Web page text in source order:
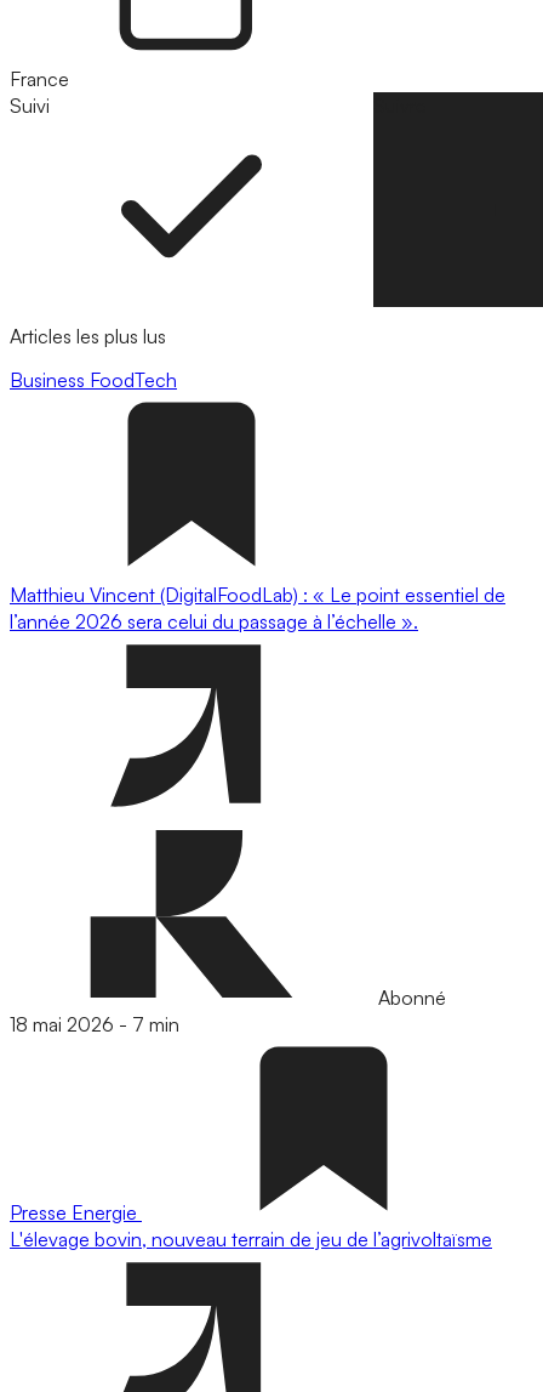
France
Suivi
Articles les plus lus
Business FoodTech
Matthieu Vincent (DigitalFoodLab) : « Le point essentiel de
l’année 2026 sera celui du passage à l’échelle ».
Abonné
18 mai 2026 - 7 min
Presse Energie
L'élevage bovin, nouveau terrain de jeu de l’agrivoltaïsme